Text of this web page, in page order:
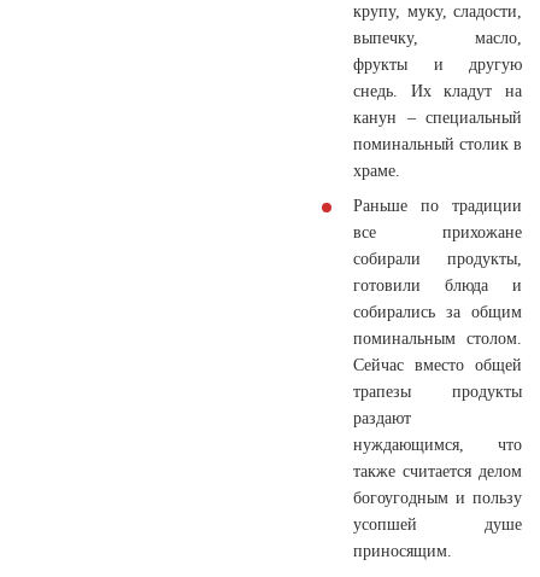
крупу, муку, сладости,
выпечку, масло,
фрукты и другую
снедь. Их кладут на
канун – специальный
поминальный столик в
храме.
Раньше по традиции
все прихожане
собирали продукты,
готовили блюда и
собирались за общим
поминальным столом.
Сейчас вместо общей
трапезы продукты
раздают
нуждающимся, что
также считается делом
богоугодным и пользу
усопшей душе
приносящим.